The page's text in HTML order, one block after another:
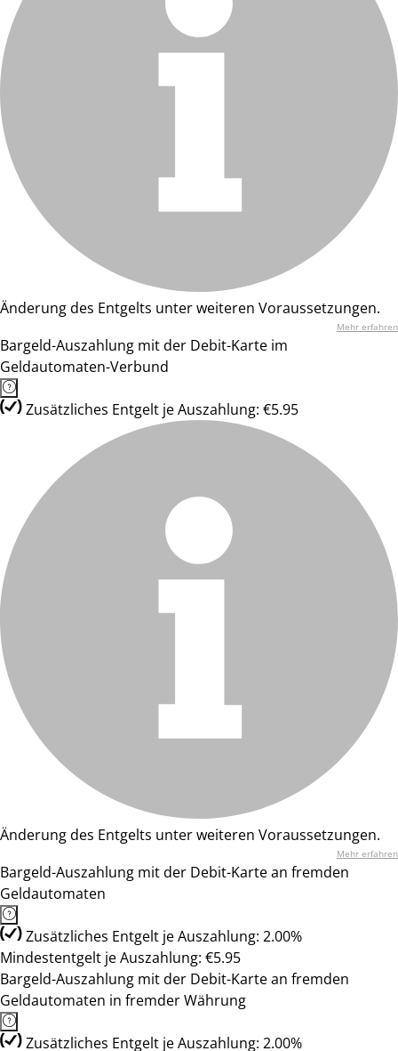
Änderung des Entgelts unter weiteren Voraussetzungen.
Mehr erfahren
Bargeld-Auszahlung mit der Debit-Karte im
Geldautomaten-Verbund
Zusätzliches Entgelt je Auszahlung: €5.95
Änderung des Entgelts unter weiteren Voraussetzungen.
Mehr erfahren
Bargeld-Auszahlung mit der Debit-Karte an fremden
Geldautomaten
Zusätzliches Entgelt je Auszahlung: 2.00%
Mindestentgelt je Auszahlung: €5.95
Bargeld-Auszahlung mit der Debit-Karte an fremden
Geldautomaten in fremder Währung
Zusätzliches Entgelt je Auszahlung: 2.00%